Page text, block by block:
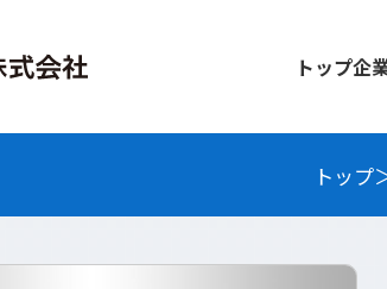
トップ企
トップ